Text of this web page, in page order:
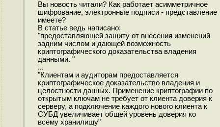
Вы новость читали? Как работает асимметричное
шифрование, электронные подписи - представление
имеете?
В статье ведь написано:
"предоставляющей защиту от внесения изменений
задним числом и дающей возможность
криптографического доказательства владения
данными. "
...
"Клиентам и аудиторам предоставляется
криптографическое доказательство владения и
целостности данных. Применение криптографии по
открытым ключам не требует от клиента доверия к
серверу, а подключение каждого нового клиента к
СУБД увеличивает общей уровень доверия ко
всему хранилищу"